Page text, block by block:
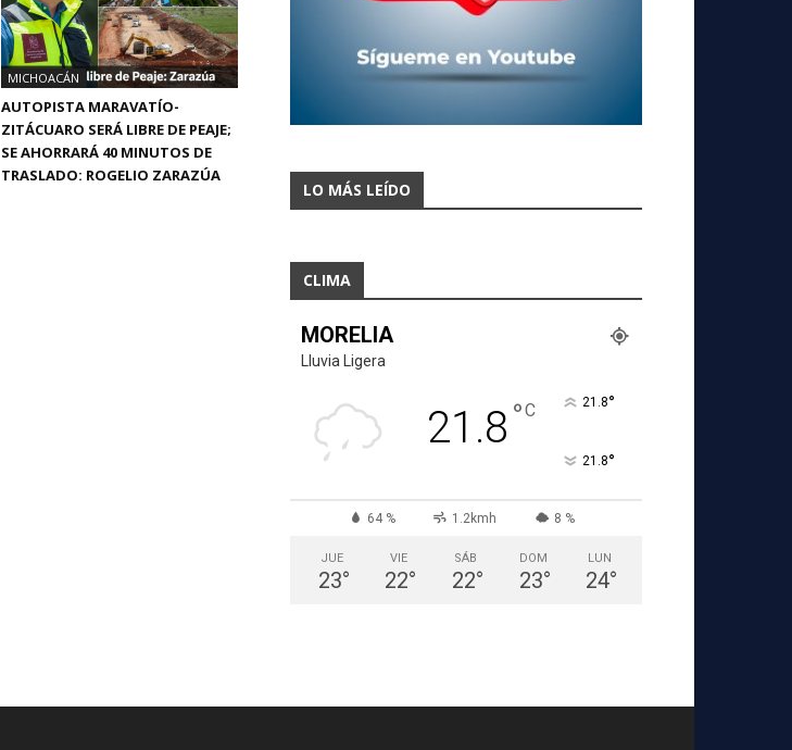
MICHOACÁN
AUTOPISTA MARAVATÍO-
ZITÁCUARO SERÁ LIBRE DE PEAJE;
SE AHORRARÁ 40 MINUTOS DE
TRASLADO: ROGELIO ZARAZÚA
LO MÁS LEÍDO
CLIMA
MORELIA
Lluvia Ligera
21.8 °C 21.8°
21.8°
64 % 1.2kmh 8 %
JUE
23°
VIE
22°
SÁB
22°
DOM
23°
LUN
24°